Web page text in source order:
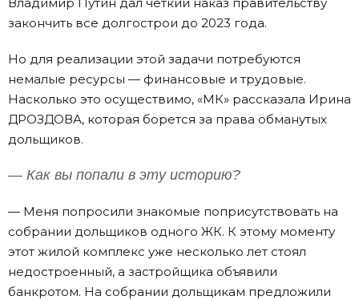
закончить все долгострои до 2023 года.
Но для реализации этой задачи потребуются
немалые ресурсы — финансовые и трудовые.
Насколько это осуществимо, «МК» рассказала Ирина
ДРОЗДОВА, которая борется за права обманутых
дольщиков.
— Как вы попали в эту историю?
— Меня попросили знакомые поприсутствовать на
собрании дольщиков одного ЖК. К этому моменту
этот жилой комплекс уже несколько лет стоял
недостроенный, а застройщика объявили
банкротом. На собрании дольщикам предложили